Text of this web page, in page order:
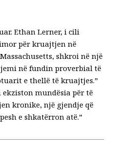
Ethan Lerner, i cili
për kruajtjen në
shkroi në një
jemi në fundin proverbial të
e thellë të kruajtjes.”
mundësia për të
kronike, një gjendje që
e shkatërron atë.”